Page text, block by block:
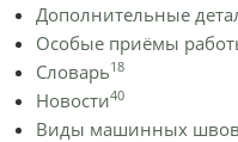
Дополнительные
Особые приёмы
Словарь18
Новости40
Виды машинных швов